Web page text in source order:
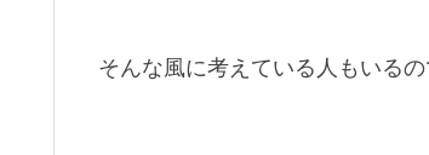
そんな風に考えている人もいる